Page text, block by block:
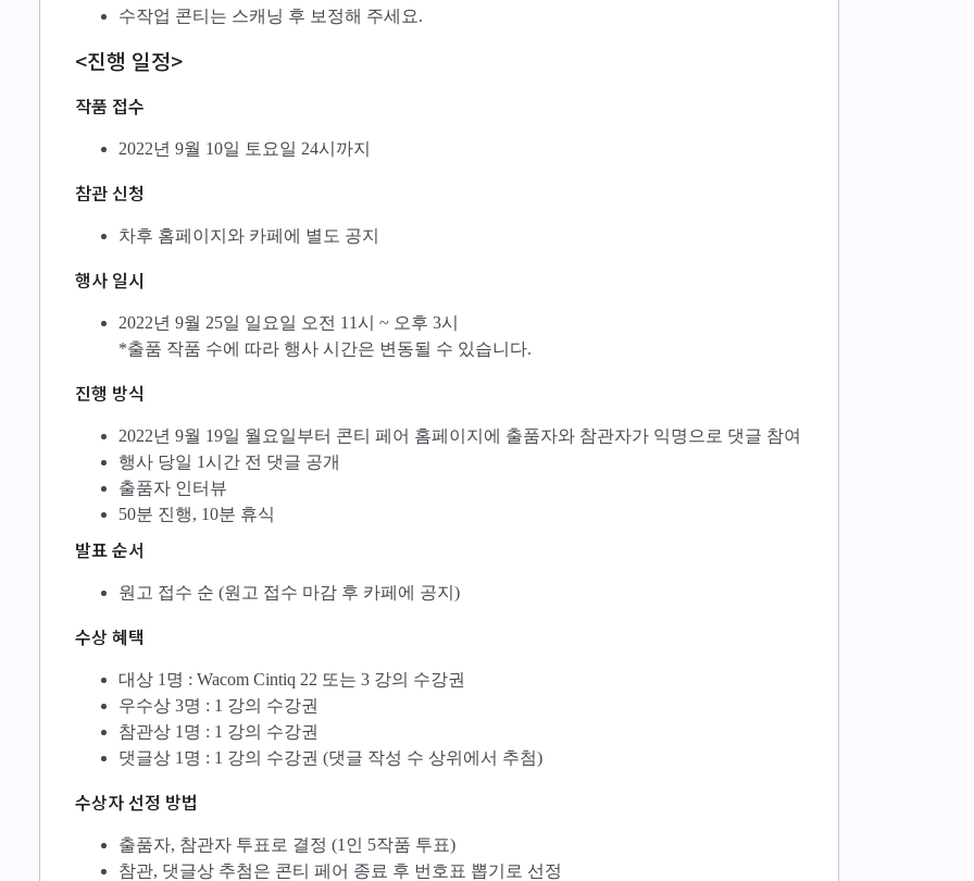
수작업 콘티는 스캐닝 후 보정해 주세요.
<진행 일정>
작품 접수
2022년 9월 10일 토요일 24시까지
참관 신청
차후 홈페이지와 카페에 별도 공지
행사 일시
2022년 9월 25일 일요일 오전 11시 ~ 오후 3시
*출품 작품 수에 따라 행사 시간은 변동될 수 있습니다.
진행 방식
2022년 9월 19일 월요일부터 콘티 페어 홈페이지에 출품자와 참관자가 익명으로 댓글 참여
행사 당일 1시간 전 댓글 공개
출품자 인터뷰
50분 진행, 10분 휴식
발표 순서
원고 접수 순 (원고 접수 마감 후 카페에 공지)
수상 혜택
대상 1명 : Wacom Cintiq 22 또는 3 강의 수강권
우수상 3명 : 1 강의 수강권
참관상 1명 : 1 강의 수강권
댓글상 1명 : 1 강의 수강권 (댓글 작성 수 상위에서 추첨)
수상자 선정 방법
출품자, 참관자 투표로 결정 (1인 5작품 투표)
참관, 댓글상 추첨은 콘티 페어 종료 후 번호표 뽑기로 선정